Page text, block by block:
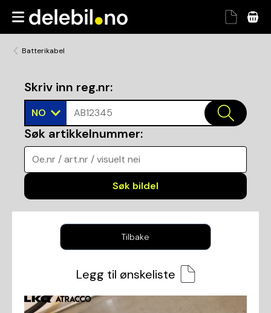
Batterikabel
Skriv inn reg.nr:
NO AB12345
Søk artikkelnummer:
Oe.nr / art.nr / visuelt nei
Søk bildel
Tilbake
Legg til ønskeliste